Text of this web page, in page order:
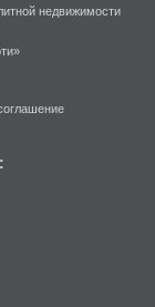
недвижимости